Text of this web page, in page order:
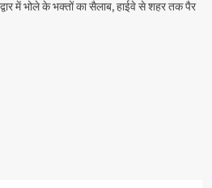
में भोले के भक्तों का सैलाब, हाईवे से शहर तक पैर